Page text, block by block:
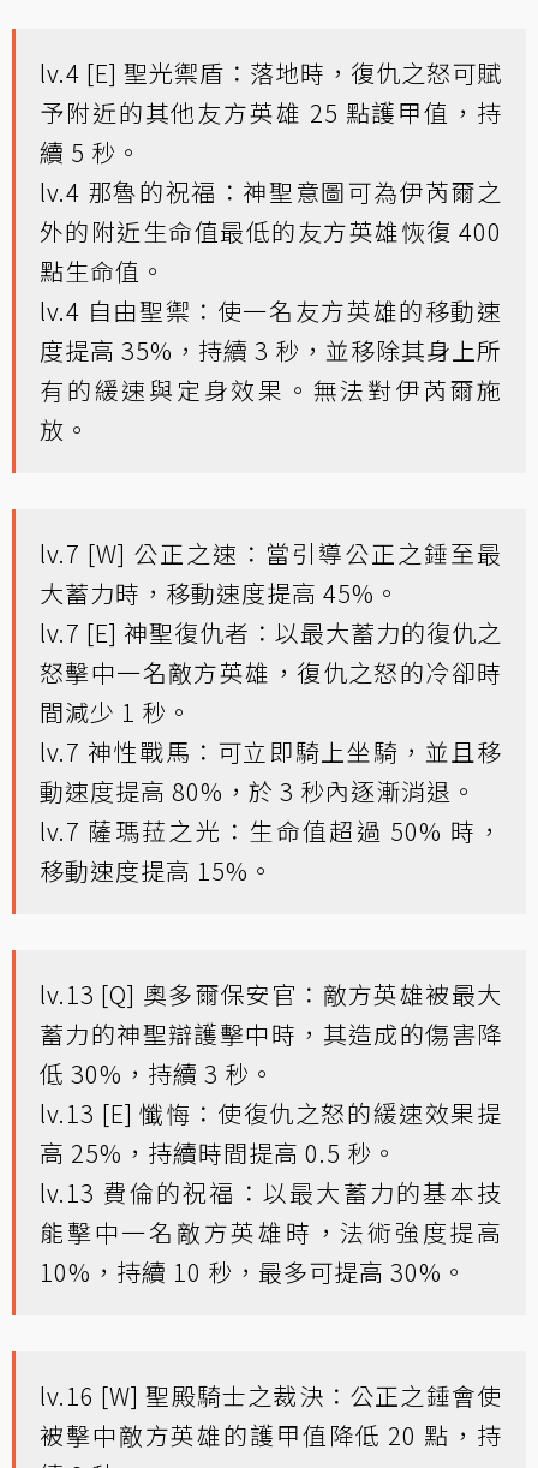
lv.4 [E] 聖光禦盾：落地時，復仇之怒可賦
予附近的其他友方英雄 25 點護甲值，持
續 5 秒。
lv.4 那魯的祝福：神聖意圖可為伊芮爾之
外的附近生命值最低的友方英雄恢復 400
點生命值。
lv.4 自由聖禦：使一名友方英雄的移動速
度提高 35%，持續 3 秒，並移除其身上所
有的緩速與定身效果。無法對伊芮爾施
放。
lv.7 [W] 公正之速：當引導公正之錘至最
大蓄力時，移動速度提高 45%。
lv.7 [E] 神聖復仇者：以最大蓄力的復仇之
怒擊中一名敵方英雄，復仇之怒的冷卻時
間減少 1 秒。
lv.7 神性戰馬：可立即騎上坐騎，並且移
動速度提高 80%，於 3 秒內逐漸消退。
lv.7 薩瑪菈之光：生命值超過 50% 時，
移動速度提高 15%。
lv.13 [Q] 奧多爾保安官：敵方英雄被最大
蓄力的神聖辯護擊中時，其造成的傷害降
低 30%，持續 3 秒。
lv.13 [E] 懺悔：使復仇之怒的緩速效果提
高 25%，持續時間提高 0.5 秒。
lv.13 費倫的祝福：以最大蓄力的基本技
能擊中一名敵方英雄時，法術強度提高
10%，持續 10 秒，最多可提高 30%。
lv.16 [W] 聖殿騎士之裁決：公正之錘會使
被擊中敵方英雄的護甲值降低 20 點，持